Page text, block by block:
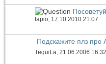
tapio, 17.10.2010 21:07
Подскажите плз про
TequiLa , 21.06.2006 16:32